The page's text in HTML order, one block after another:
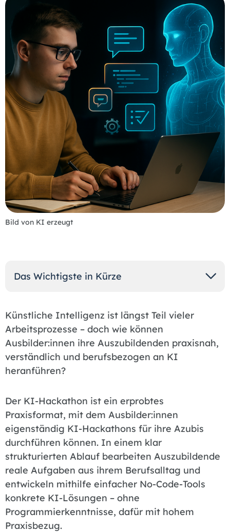
Bild von KI erzeugt
Das Wichtigste in Kürze
Künstliche Intelligenz ist längst Teil vieler
Arbeitsprozesse – doch wie können
Ausbilder:innen ihre Auszubildenden praxisnah,
verständlich und berufsbezogen an KI
heranführen?
Der KI-Hackathon ist ein erprobtes
Praxisformat, mit dem Ausbilder:innen
eigenständig KI-Hackathons für ihre Azubis
durchführen können. In einem klar
strukturierten Ablauf bearbeiten Auszubildende
reale Aufgaben aus ihrem Berufsalltag und
entwickeln mithilfe einfacher No-Code-Tools
konkrete KI-Lösungen – ohne
Programmierkenntnisse, dafür mit hohem
Praxisbezug.